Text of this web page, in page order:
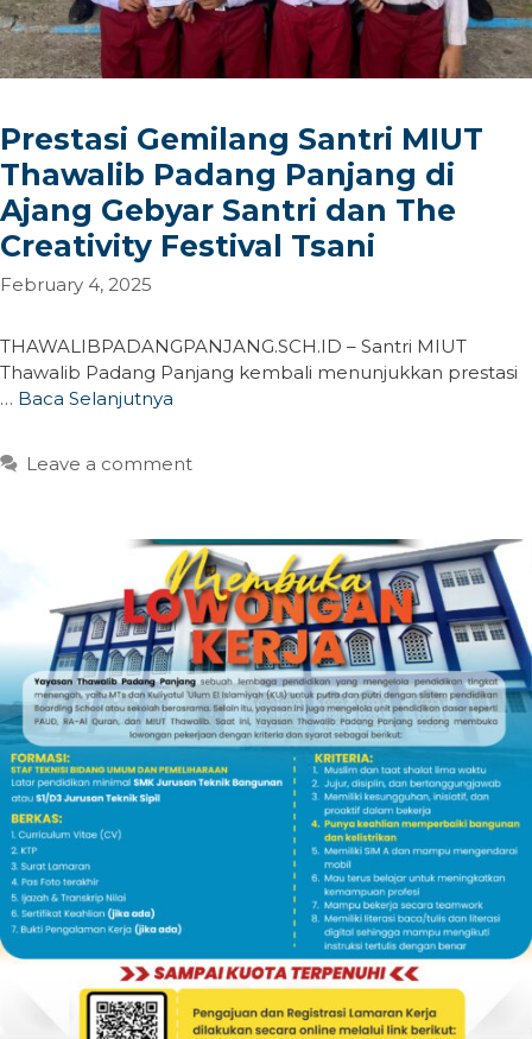
Prestasi Gemilang Santri MIUT
Thawalib Padang Panjang di
Ajang Gebyar Santri dan The
Creativity Festival Tsani
February 4, 2025
THAWALIBPADANGPANJANG.SCH.ID – Santri MIUT
Thawalib Padang Panjang kembali menunjukkan prestasi
… Baca Selanjutnya
Leave a comment